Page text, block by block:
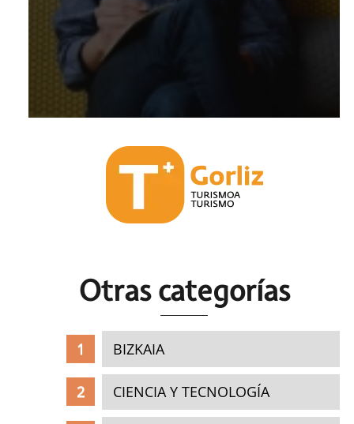
Otras categorías
BIZKAIA
CIENCIA Y TECNOLOGÍA